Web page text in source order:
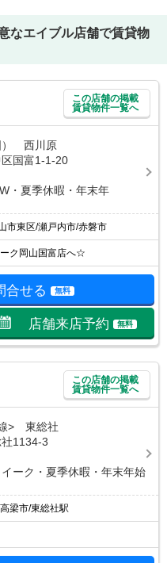
なエイブル店舗で賃貸物
この店舗の掲載
賃貸物件一覧へ
） 西川原
区国富1-1-20
・夏季休暇・年末年
市東区/瀬戸内市/赤磐市
ク岡山国富店へ☆
合せる 無料
店舗来店予約 無料
この店舗の掲載
賃貸物件一覧へ
> 東総社
社1134-3
イーク・夏季休暇・年末年始
梁市/東総社駅